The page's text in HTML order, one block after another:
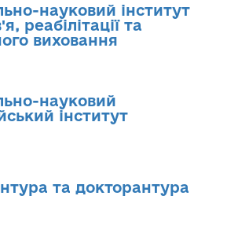
науковий інститут
реабілітації та
виховання
науковий
інститут
та докторантура